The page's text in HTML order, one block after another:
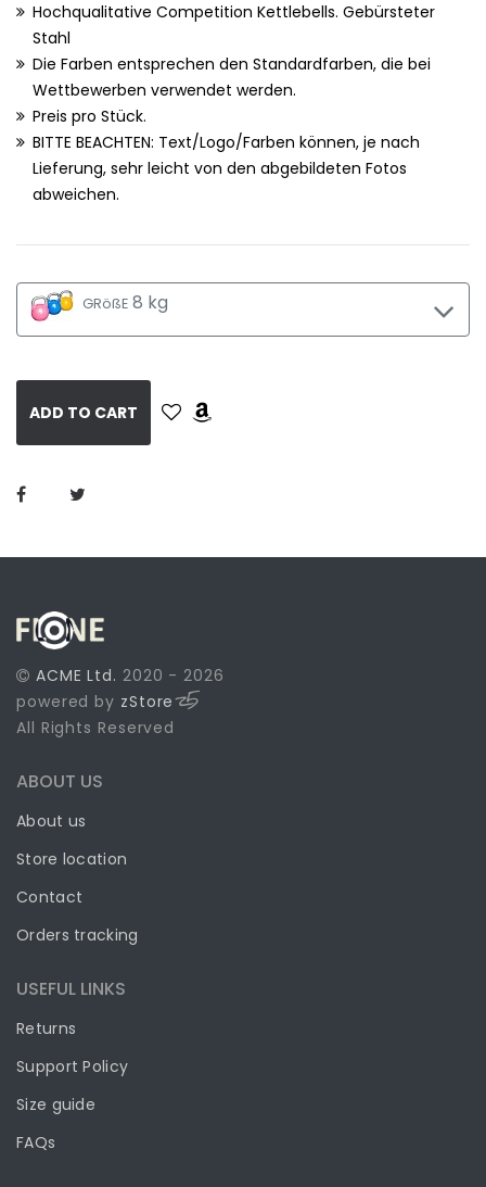
Hochqualitative Competition Kettlebells. Gebürsteter
Stahl
Die Farben entsprechen den Standardfarben, die bei
Wettbewerben verwendet werden.
Preis pro Stück.
BITTE BEACHTEN: Text/Logo/Farben können, je nach
Lieferung, sehr leicht von den abgebildeten Fotos
abweichen.
GRößE 8 kg
ADD TO CART
ACME Ltd. 2020 - 2026
powered by zStore
All Rights Reserved
ABOUT US
About us
Store location
Contact
Orders tracking
USEFUL LINKS
Returns
Support Policy
Size guide
FAQs